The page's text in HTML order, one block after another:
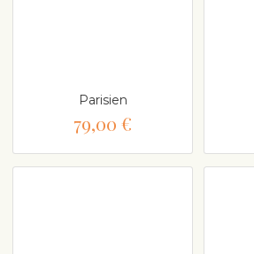
Parisien
79,00 €